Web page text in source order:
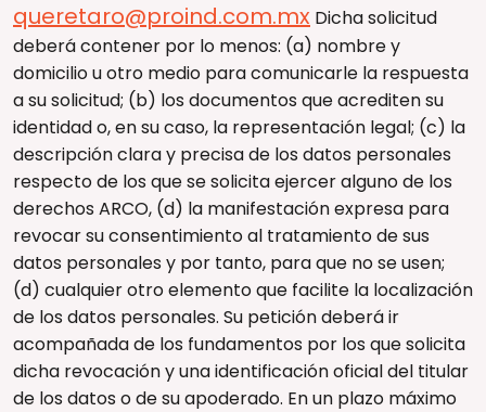
queretaro@proind.com.mx Dicha solicitud
deberá contener por lo menos: (a) nombre y
domicilio u otro medio para comunicarle la respuesta
a su solicitud; (b) los documentos que acrediten su
identidad o, en su caso, la representación legal; (c) la
descripción clara y precisa de los datos personales
respecto de los que se solicita ejercer alguno de los
derechos ARCO, (d) la manifestación expresa para
revocar su consentimiento al tratamiento de sus
datos personales y por tanto, para que no se usen;
(d) cualquier otro elemento que facilite la localización
de los datos personales. Su petición deberá ir
acompañada de los fundamentos por los que solicita
dicha revocación y una identificación oficial del titular
de los datos o de su apoderado. En un plazo máximo